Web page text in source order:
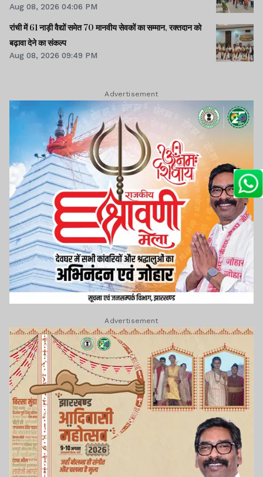
Aug 08, 2026 04:06 PM
रांची में 61 नाड़ी वैद्यों समेत 70 मानवीय सेवकों का सम्मान, रक्तदान को
बढ़ावा देने का संकल्प
Aug 08, 2026 09:49 PM
Advertisement
Advertisement